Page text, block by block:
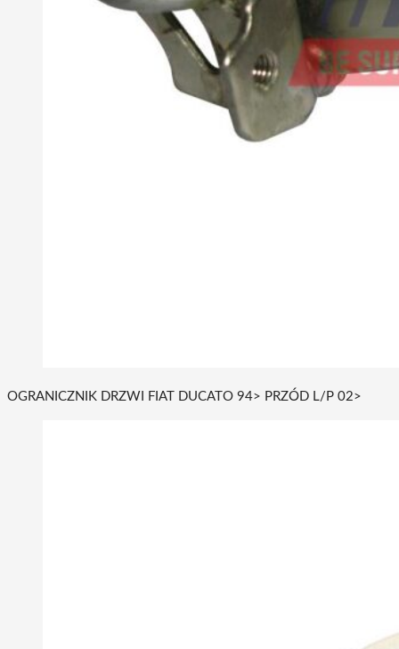
OGRANICZNIK DRZWI FIAT DUCATO 94> PRZÓD L/P 02>